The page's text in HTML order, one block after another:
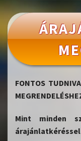
FONTOS
Mint minden